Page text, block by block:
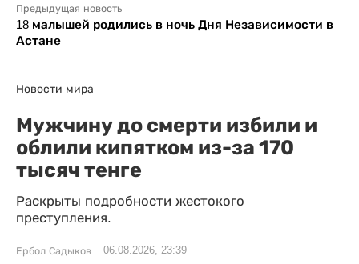
Предыдущая новость
18 малышей родились в ночь Дня Независимости в
Астане
Новости мира
Мужчину до смерти избили и
облили кипятком из-за 170
тысяч тенге
Раскрыты подробности жестокого
преступления.
Ербол Садыков 06.08.2026, 23:39